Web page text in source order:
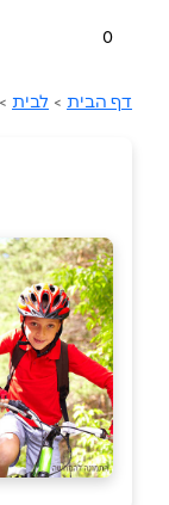
0
דף הבית > לבית >